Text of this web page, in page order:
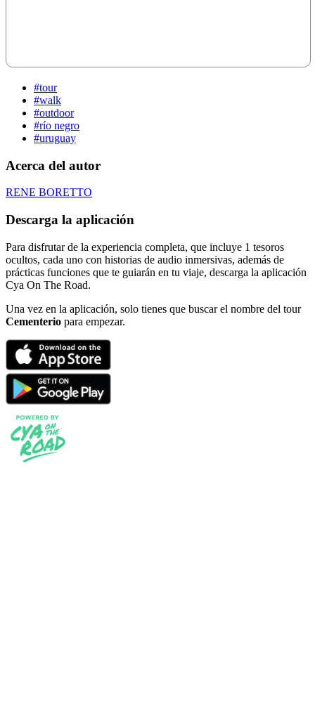
#tour
#walk
#outdoor
#río negro
#uruguay
Acerca del autor
RENE BORETTO
Descarga la aplicación
Para disfrutar de la experiencia completa, que incluye 1 tesoros
ocultos, cada uno con historias de audio inmersivas, además de
prácticas funciones que te guiarán en tu viaje, descarga la aplicación
Cya On The Road.
Una vez en la aplicación, solo tienes que buscar el nombre del tour
Cementerio para empezar.